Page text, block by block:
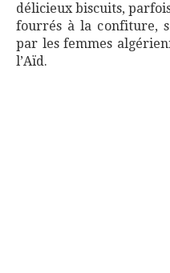
délicieux biscuits,
fourrés à la confiture,
par les femmes
l’Aïd.